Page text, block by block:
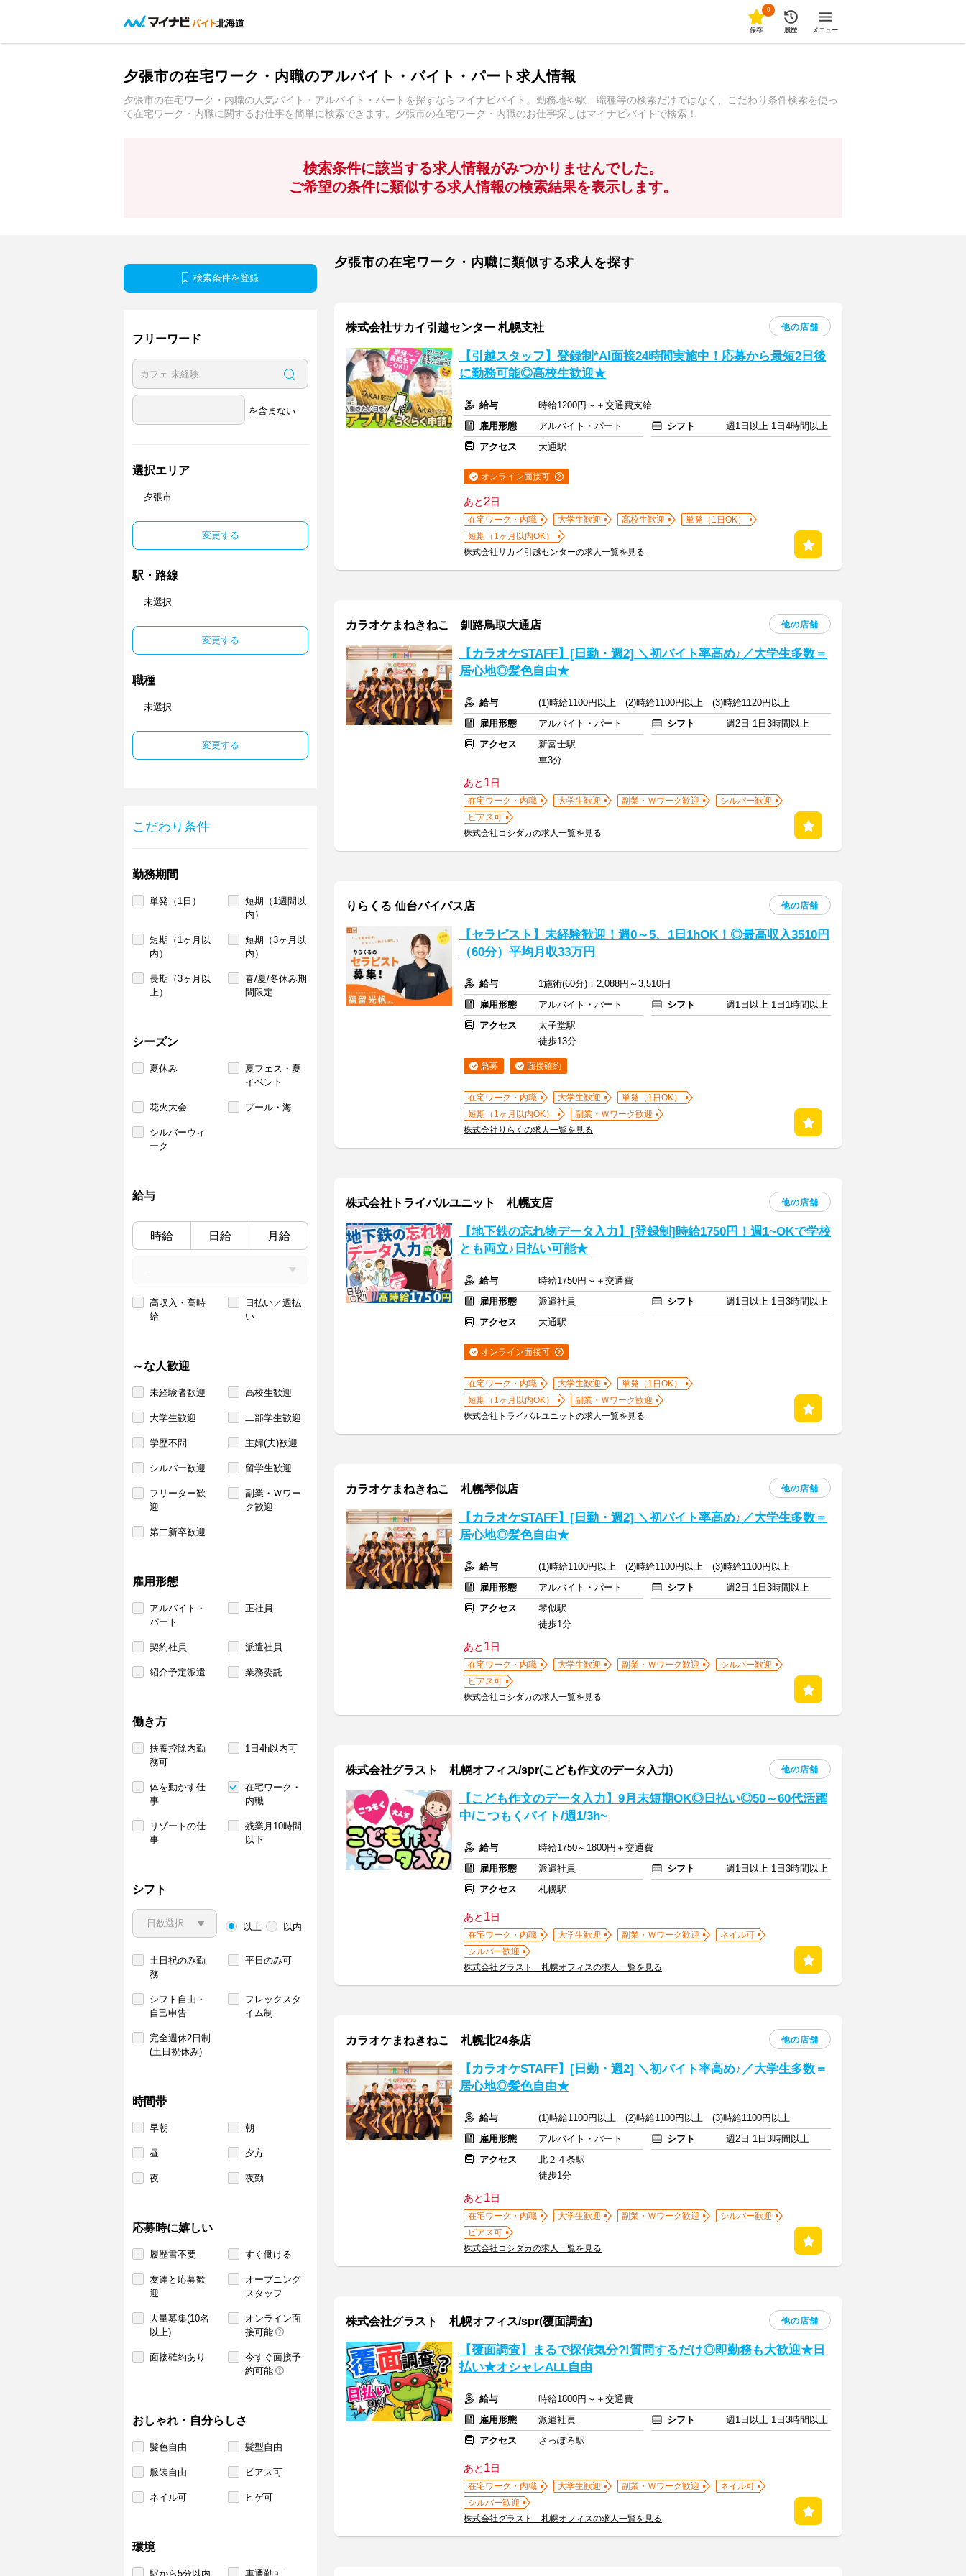
北海道
0
保存 履歴 メニュー
夕張市の在宅ワーク・内職のアルバイト・バイト・パート求人情報
夕張市の在宅ワーク・内職の人気バイト・アルバイト・パートを探すならマイナビバイト。勤務地や駅、職種等の検索だけではなく、こだわり条件検索を使っ
て在宅ワーク・内職に関するお仕事を簡単に検索できます。夕張市の在宅ワーク・内職のお仕事探しはマイナビバイトで検索！
検索条件に該当する求人情報がみつかりませんでした。
ご希望の条件に類似する求人情報の検索結果を表示します。
検索条件を登録
フリーワード
を含まない
選択エリア
夕張市
変更する
駅・路線
未選択
変更する
職種
未選択
変更する
こだわり条件
勤務期間
単発（1日）
短期（1週間以
内）
短期（1ヶ月以
内）
短期（3ヶ月以
内）
長期（3ヶ月以
上）
春/夏/冬休み期
間限定
シーズン
夏休み
夏フェス・夏
イベント
花火大会 プール・海
シルバーウィ
ーク
給与
時給 日給 月給
高収入・高時
給
日払い／週払
い
～な人歓迎
未経験者歓迎 高校生歓迎
大学生歓迎 二部学生歓迎
学歴不問 主婦(夫)歓迎
シルバー歓迎 留学生歓迎
フリーター歓
迎
副業・Ｗワー
ク歓迎
第二新卒歓迎
雇用形態
アルバイト・
パート
正社員
契約社員 派遣社員
紹介予定派遣 業務委託
働き方
扶養控除内勤
務可
1日4h以内可
体を動かす仕
事
在宅ワーク・
内職
リゾートの仕
事
残業月10時間
以下
シフト
以上 以内
土日祝のみ勤
務
平日のみ可
シフト自由・
自己申告
フレックスタ
イム制
完全週休2日制
(土日祝休み)
時間帯
早朝 朝
昼 夕方
夜 夜勤
応募時に嬉しい
履歴書不要 すぐ働ける
友達と応募歓
迎
オープニング
スタッフ
大量募集(10名
以上)
オンライン面
接可能
面接確約あり
今すぐ面接予
約可能
おしゃれ・自分らしさ
髪色自由 髪型自由
服装自由 ピアス可
ネイル可 ヒゲ可
環境
駅から5分以内 車通勤可
夕張市の在宅ワーク・内職に類似する求人を探す
株式会社サカイ引越センター 札幌支社 他の店舗
【引越スタッフ】登録制*AI面接24時間実施中！応募から最短2日後
に勤務可能◎高校生歓迎★
給与
時給1200円～＋交通費支給
雇用形態
アルバイト・パート シフト
週1日以上 1日4時間以上
アクセス
大通駅
オンライン面接可
あと2日
在宅ワーク・内職 大学生歓迎 高校生歓迎
単発（1日OK）
短期（1ヶ月以内OK）
株式会社サカイ引越センターの求人一覧を見る
カラオケまねきねこ 釧路鳥取大通店 他の店舗
【カラオケSTAFF】[日勤・週2] ＼初バイト率高め♪／大学生多数＝
居心地◎髪色自由★
給与
(1)時給1100円以上 (2)時給1100円以上 (3)時給1120円以上
雇用形態
アルバイト・パート シフト
週2日 1日3時間以上
アクセス
新富士駅
車3分
あと 1日
在宅ワーク・内職 大学生歓迎 副業・Ｗワーク歓迎
シルバー歓迎
ピアス可
株式会社コシダカの求人一覧を見る
りらくる 仙台バイパス店 他の店舗
【セラピスト】未経験歓迎！週0～5、1日1hOK！◎最高収入3510円
（60分）平均月収33万円
給与
1施術(60分)：2,088円～3,510円
雇用形態
アルバイト・パート シフト
週1日以上 1日1時間以上
アクセス
太子堂駅
徒歩13分
急募 面接確約
在宅ワーク・内職 大学生歓迎
単発（1日OK）
短期（1ヶ月以内OK）
副業・Ｗワーク歓迎
株式会社りらくの求人一覧を見る
株式会社トライバルユニット 札幌支店 他の店舗
【地下鉄の忘れ物データ入力】[登録制]時給1750円！週1~OKで学校
とも両立♪日払い可能★
給与
時給1750円～＋交通費
雇用形態
派遣社員 シフト
週1日以上 1日3時間以上
アクセス
大通駅
オンライン面接可
在宅ワーク・内職 大学生歓迎
単発（1日OK）
短期（1ヶ月以内OK）
副業・Ｗワーク歓迎
株式会社トライバルユニットの求人一覧を見る
カラオケまねきねこ 札幌琴似店 他の店舗
【カラオケSTAFF】[日勤・週2] ＼初バイト率高め♪／大学生多数＝
居心地◎髪色自由★
給与
(1)時給1100円以上 (2)時給1100円以上 (3)時給1100円以上
雇用形態
アルバイト・パート シフト
週2日 1日3時間以上
アクセス
琴似駅
徒歩1分
あと 1日
在宅ワーク・内職 大学生歓迎 副業・Ｗワーク歓迎
シルバー歓迎
ピアス可
株式会社コシダカの求人一覧を見る
株式会社グラスト 札幌オフィス/spr(こども作文のデータ入力) 他の店舗
【こども作文のデータ入力】9月末短期OK◎日払い◎50～60代活躍
中/こつもくバイト/週1/3h~
給与
時給1750～1800円＋交通費
雇用形態
派遣社員 シフト
週1日以上 1日3時間以上
アクセス
札幌駅
あと 1日
在宅ワーク・内職 大学生歓迎 副業・Ｗワーク歓迎
ネイル可
シルバー歓迎
株式会社グラスト 札幌オフィスの求人一覧を見る
カラオケまねきねこ 札幌北24条店 他の店舗
【カラオケSTAFF】[日勤・週2] ＼初バイト率高め♪／大学生多数＝
居心地◎髪色自由★
給与
(1)時給1100円以上 (2)時給1100円以上 (3)時給1100円以上
雇用形態
アルバイト・パート シフト
週2日 1日3時間以上
アクセス
北２４条駅
徒歩1分
あと 1日
在宅ワーク・内職 大学生歓迎 副業・Ｗワーク歓迎
シルバー歓迎
ピアス可
株式会社コシダカの求人一覧を見る
株式会社グラスト 札幌オフィス/spr(覆面調査) 他の店舗
【覆面調査】まるで探偵気分?!質問するだけ◎即勤務も大歓迎★日
払い★オシャレALL自由
給与
時給1800円～＋交通費
雇用形態
派遣社員 シフト
週1日以上 1日3時間以上
アクセス
さっぽろ駅
あと 1日
在宅ワーク・内職 大学生歓迎 副業・Ｗワーク歓迎
ネイル可
シルバー歓迎
株式会社グラスト 札幌オフィスの求人一覧を見る